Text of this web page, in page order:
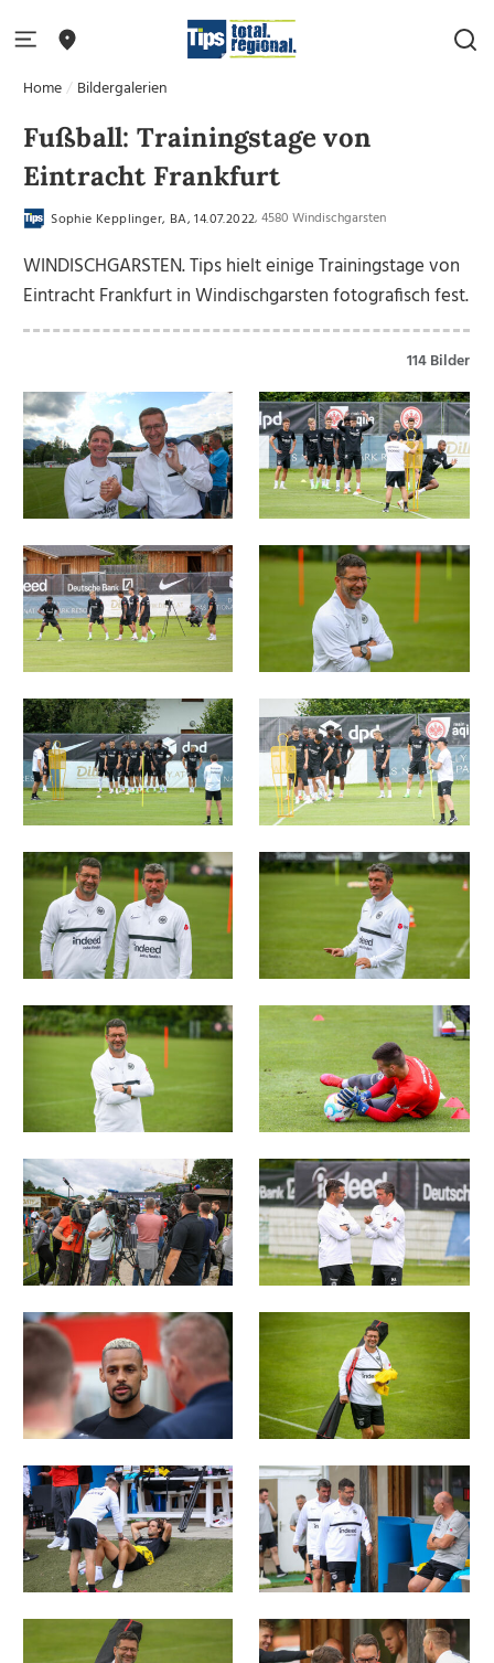
Home Bildergalerien
Fußball: Trainingstage von
Eintracht Frankfurt
Sophie Kepplinger, BA, 14.07.2022, 4580 Windischgarsten
WINDISCHGARSTEN. Tips hielt einige Trainingstage von
Eintracht Frankfurt in Windischgarsten fotografisch fest.
114 Bilder